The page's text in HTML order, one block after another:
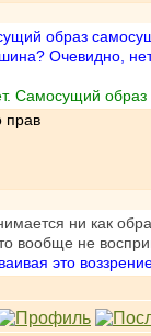
образ
Очевидно,
Самосущий образ
прав
ни как
вообще не
это